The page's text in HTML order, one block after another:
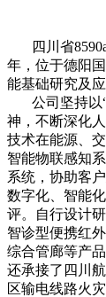
四川省
年，位于德阳
能基础研究及
公司坚持以“
神，不断深化
技术在能源、
智能物联感知
系统，协助客
数字化、智能
评。自行设计
智诊型便携红
综合管廊等产
还承接了四川
区输电线路火